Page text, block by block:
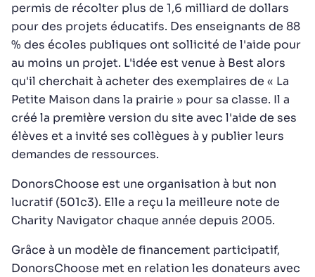
permis de récolter plus de 1,6 milliard de dollars
pour des projets éducatifs. Des enseignants de 88
% des écoles publiques ont sollicité de l'aide pour
au moins un projet. L'idée est venue à Best alors
qu'il cherchait à acheter des exemplaires de « La
Petite Maison dans la prairie » pour sa classe. Il a
créé la première version du site avec l'aide de ses
élèves et a invité ses collègues à y publier leurs
demandes de ressources.
DonorsChoose est une organisation à but non
lucratif (501c3). Elle a reçu la meilleure note de
Charity Navigator chaque année depuis 2005.
Grâce à un modèle de financement participatif,
DonorsChoose met en relation les donateurs avec